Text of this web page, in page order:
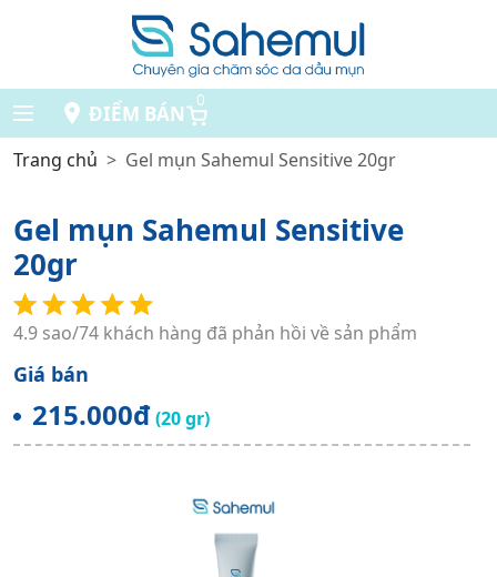
ĐIỂM BÁN
0
Trang chủ Gel mụn Sahemul Sensitive 20gr
Gel mụn Sahemul Sensitive
20gr
4.9 sao/74 khách hàng đã phản hồi về sản phẩm
Giá bán
215.000đ(20 gr)